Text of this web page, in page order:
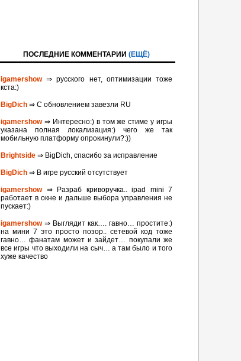
ПОСЛЕДНИЕ КОММЕНТАРИИ (ЕЩЁ)
igamershow⇒ русского нет, оптимизации тоже
кста:)
BigDich ⇒ С обновлением завезли RU
igamershow⇒ Интересно:) в том же стиме у игры
указана полная локализация:) чего же так
мобильную платформу опрокинули?:))
Brightside ⇒ BigDich, спасибо за исправление
BigDich ⇒ В игре русский отсутствует
igamershow⇒ Разраб криворучка.. ipad mini 7
работает в окне и дальше выбора управления не
пускает:)
igamershow⇒ Выглядит как…. гавно… простите:)
на мини 7 это просто позор.. сетевой код тоже
гавно… фанатам может и зайдет… покупали же
все игры что выходили на сыч… а там было и того
хуже качество